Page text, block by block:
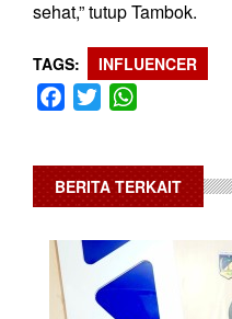
sehat,” tutup Tambok.
TAGS INFLUENCER
Facebook
Twitter
BERITA TERKAIT